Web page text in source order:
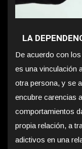
LA
De acuerdo con
es una vinculación
otra persona, y se
encubre carencias
comportamientos
propia relación, a
adictivos en una